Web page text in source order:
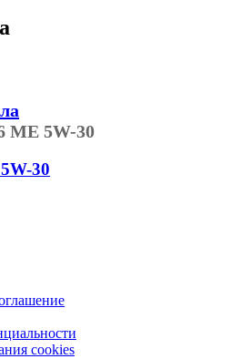
ME 5W-30
30
cookies